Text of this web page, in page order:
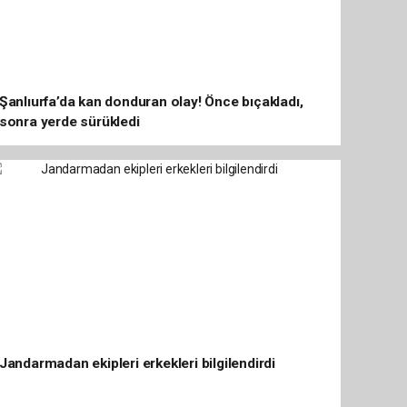
kan donduran olay! Önce bıçakladı,
yerde sürükledi
ekipleri erkekleri bilgilendirdi